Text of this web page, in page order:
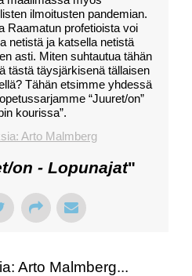
ilmoitusten pandemian.
Raamatun profetioista voi
netistä ja katsella netistä
asti. Miten suhtautua tähän
tästä täysjärkisenä tällaisen
Tähän etsimme yhdessä
“Juuret/on”
kourissa”.
Arto Malmberg
on - Lopunajat"
Arto Malmberg...